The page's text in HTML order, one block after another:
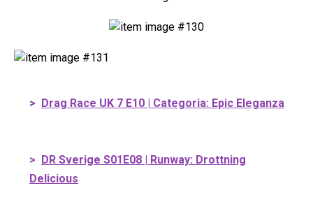
> Drag Race UK 7 E10 | Categoria: Epic Eleganza
> DR Sverige S01E08 | Runway: Drottning
Delicious